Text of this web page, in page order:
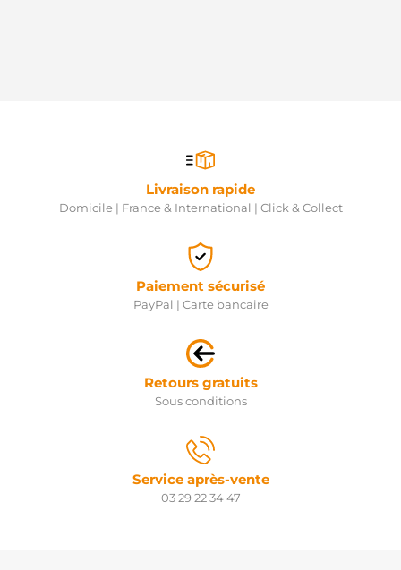
Livraison rapide
Domicile | France & International | Click & Collect
Paiement sécurisé
PayPal | Carte bancaire
Retours gratuits
Sous conditions
Service après-vente
03 29 22 34 47